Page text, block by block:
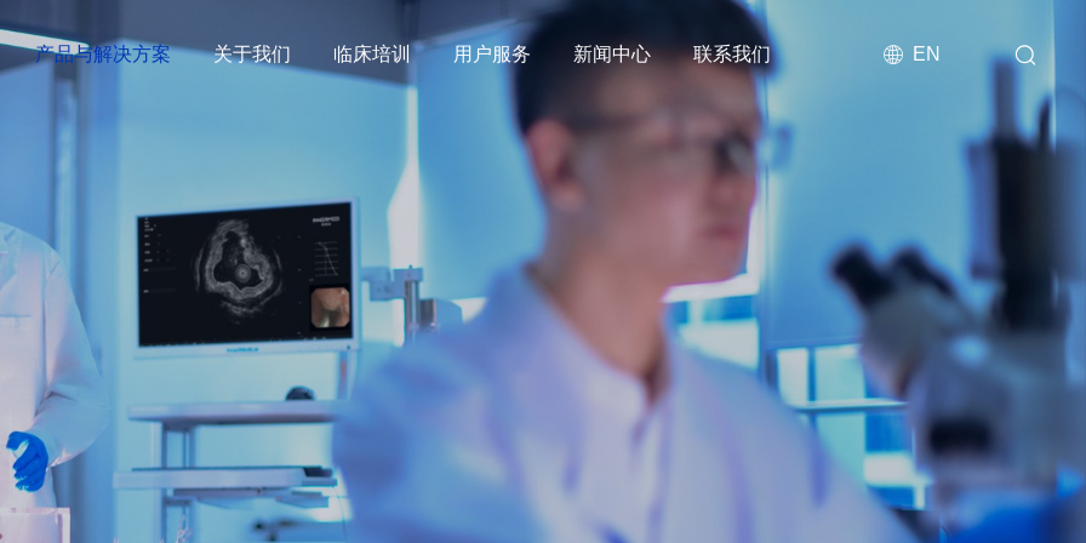
产品与解决方案 关于我们 临床培训 用户服务 新闻中心 联系我们 EN